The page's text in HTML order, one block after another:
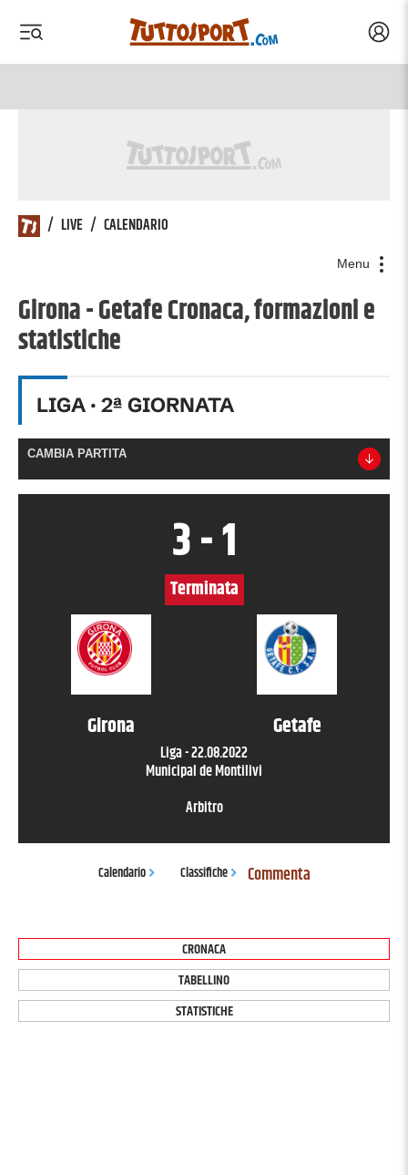
/ LIVE / CALENDARIO
Menu
Girona - Getafe Cronaca, formazioni e
statistiche
LIGA · 2ª GIORNATA
CAMBIA PARTITA
Girona Getafe
3-1
Terminata
Liga-22.08.2022
Municipal de Montilivi
Arbitro
Calendario Classifiche Commenta
CRONACA
TABELLINO
STATISTICHE